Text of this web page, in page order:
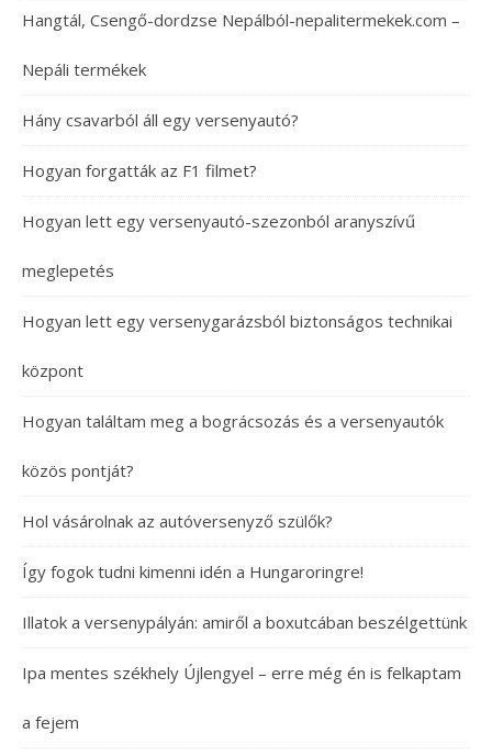
Hangtál, Csengő-dordzse Nepálból-nepalitermekek.com –
Nepáli termékek
Hány csavarból áll egy versenyautó?
Hogyan forgatták az F1 filmet?
Hogyan lett egy versenyautó-szezonból aranyszívű
meglepetés
Hogyan lett egy versenygarázsból biztonságos technikai
központ
Hogyan találtam meg a bográcsozás és a versenyautók
közös pontját?
Hol vásárolnak az autóversenyző szülők?
Így fogok tudni kimenni idén a Hungaroringre!
Illatok a versenypályán: amiről a boxutcában beszélgettünk
Ipa mentes székhely Újlengyel – erre még én is felkaptam
a fejem